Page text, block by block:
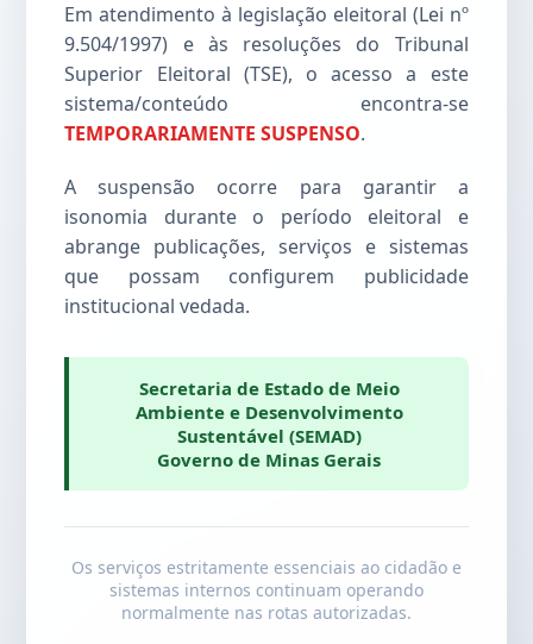
Em atendimento à legislação eleitoral (Lei nº
9.504/1997) e às resoluções do Tribunal
Superior Eleitoral (TSE), o acesso a este
sistema/conteúdo encontra-se
TEMPORARIAMENTE SUSPENSO.
A suspensão ocorre para garantir a
isonomia durante o período eleitoral e
abrange publicações, serviços e sistemas
que possam configurem publicidade
institucional vedada.
Secretaria de Estado de Meio
Ambiente e Desenvolvimento
Sustentável (SEMAD)
Governo de Minas Gerais
Os serviços estritamente essenciais ao cidadão e
sistemas internos continuam operando
normalmente nas rotas autorizadas.